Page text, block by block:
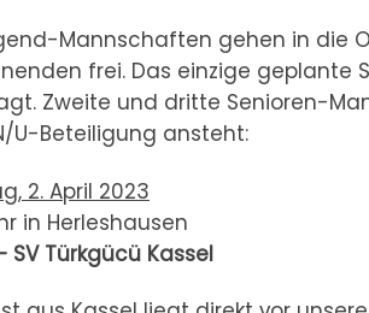
Mannschaften gehen in die
frei. Das einzige geplante
Zweite und dritte Senioren-
U-Beteiligung ansteht:
2. April 2023
in Herleshausen
SV Türkgücü Kassel